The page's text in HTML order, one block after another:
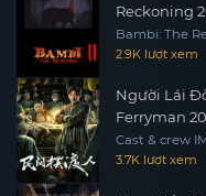
Reckoning
Bambi: The
2.9K lượt xem
Người Lái
Ferryman
3.7K lượt xem